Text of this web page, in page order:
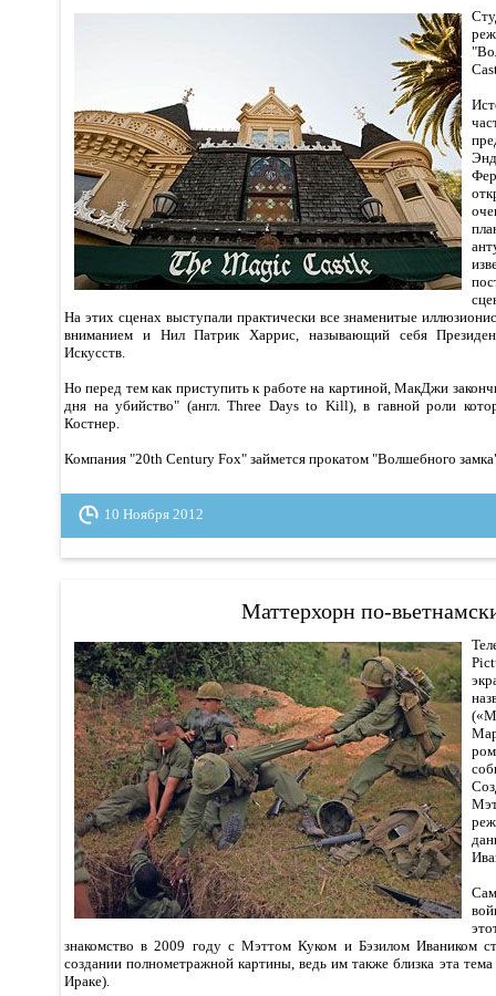
На этих сценах выступали практически все знаменитые
вниманием и Нил Патрик Харрис, называющий себя
Искусств.
Но перед тем как приступить к работе на картиной, МакДжи
дня на убийство" (англ. Three Days to Kill), в гавной роли
Костнер.
Компания "20th Century Fox" займется прокатом "Волшебного
10 Ноября 2012
Маттерхорн по-
знакомство в 2009 году с Мэттом Куком и Бэзилом Иваником
создании полнометражной картины, ведь им также близка эта
Ираке).